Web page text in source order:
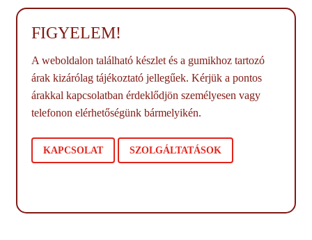
FIGYELEM!
A weboldalon található készlet és a gumikhoz tartozó
árak kizárólag tájékoztató jellegűek. Kérjük a pontos
árakkal kapcsolatban érdeklődjön személyesen vagy
telefonon elérhetőségünk bármelyikén.
KAPCSOLAT SZOLGÁLTATÁSOK